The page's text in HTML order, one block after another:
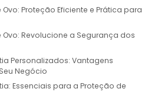
Proteção Eficiente e Prática para
Ovo: Revolucione a Segurança dos
Personalizados: Vantagens
Negócio
Essenciais para a Proteção de